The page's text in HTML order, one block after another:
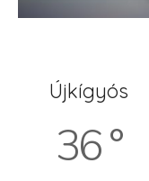
Újkígyós
36 °